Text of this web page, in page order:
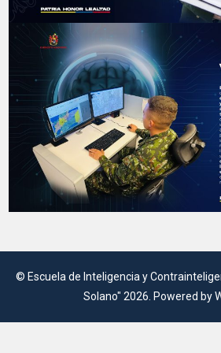
© Escuela de Inteligencia y
Solano" 2026. Powered by